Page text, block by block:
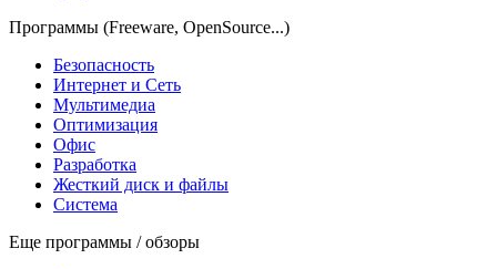
Программы (Freeware, OpenSource...)
Безопасность
Интернет и Сеть
Мультимедиа
Оптимизация
Офис
Разработка
Жесткий диск и файлы
Система
Еще программы / обзоры